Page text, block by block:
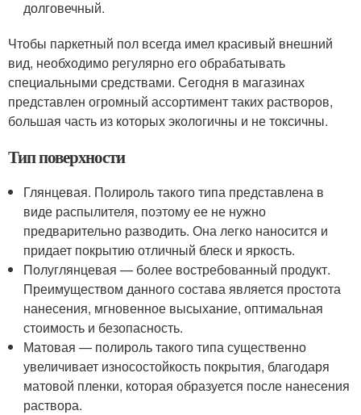
долговечный.
Чтобы паркетный пол всегда имел красивый внешний
вид, необходимо регулярно его обрабатывать
специальными средствами. Сегодня в магазинах
представлен огромный ассортимент таких растворов,
большая часть из которых экологичны и не токсичны.
Тип поверхности
Глянцевая. Полироль такого типа представлена в
виде распылителя, поэтому ее не нужно
предварительно разводить. Она легко наносится и
придает покрытию отличный блеск и яркость.
Полуглянцевая — более востребованный продукт.
Преимуществом данного состава является простота
нанесения, мгновенное высыхание, оптимальная
стоимость и безопасность.
Матовая — полироль такого типа существенно
увеличивает износостойкость покрытия, благодаря
матовой пленки, которая образуется после нанесения
раствора.